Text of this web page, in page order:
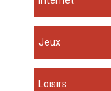
Jeux
Loisirs